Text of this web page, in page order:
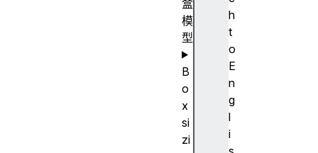
h
t
o
E
n
g
l
i
盒
模
型
B
o
x
si
zi